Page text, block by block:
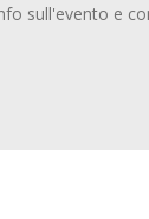
sull'evento e